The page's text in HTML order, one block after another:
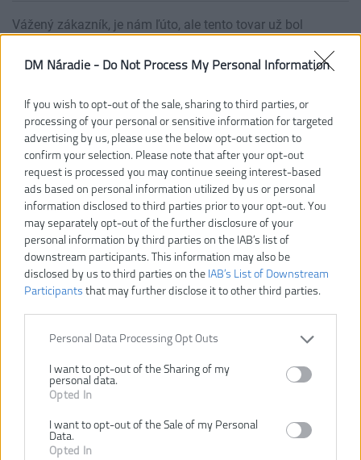
DM Náradie - Do Not Process My Personal Information
If you wish to opt-out of the sale, sharing to third parties, or
processing of your personal or sensitive information for targeted
advertising by us, please use the below opt-out section to
confirm your selection. Please note that after your opt-out
request is processed you may continue seeing interest-based
ads based on personal information utilized by us or personal
information disclosed to third parties prior to your opt-out. You
may separately opt-out of the further disclosure of your
personal information by third parties on the IAB’s list of
downstream participants. This information may also be
disclosed by us to third parties on the IAB’s List of Downstream
Participants that may further disclose it to other third parties.
Personal Data Processing Opt Outs
I want to opt-out of the Sharing of my
personal data.
Opted In
I want to opt-out of the Sale of my Personal
Data.
Opted In
Vážený zákazník, je nám ľúto, ale tento tovar už bol
Číslo produktu:
RBC18X20B4F
Výrobca:
Ryobi
Typ tovaru:
Krovinorezy
EAN kód:
4892210160102
Záruka:
24 mesiacov
Dodávané v:
krabica
Hmotnosť (bez aku):
4.7 kg
Hmotnosť vrátane aku:
5.4 kg
Počet dodávaných
akumulátorov:
1
Priemer oceľového žacieho
Rezný záber strunovej hlavy:
30 cm